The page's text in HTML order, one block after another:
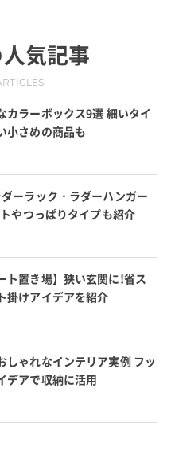
気記事
カラーボックス9選 細いタイ
小さめの商品も
ダーラック・ラダーハンガー
やつっぱりタイプも紹介
ト置き場】狭い玄関に!省ス
掛けアイデアを紹介
しゃれなインテリア実例 フッ
デアで収納に活用